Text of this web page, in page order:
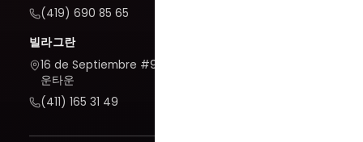
(419) 690 85 65
빌라그란
16 de Septiembre #909, 다
운타운
(411) 165 31 49